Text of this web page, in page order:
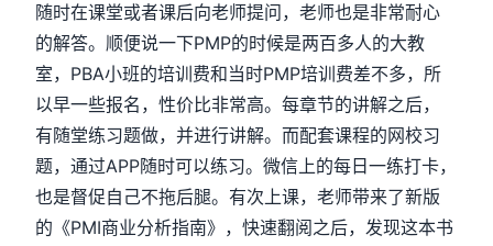
随时在课堂或者课后向老师提问，老师也是非常耐心
的解答。顺便说一下PMP的时候是两百多人的大教
室， PBA小班的培训费和当时PMP培训费差不多，所
以早一些报名，性价比非常高。每章节的讲解之后，
有随堂练习题做，并进行讲解。而配套课程的网校习
题，通过APP随时可以练习。微信上的每日一练打卡，
也是督促自己不拖后腿。有次上课，老师带来了新版
的《PMI商业分析指南》，快速翻阅之后，发现这本书